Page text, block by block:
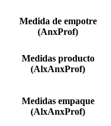
Medida de empotre
(AnxProf)
Medidas producto
(AlxAnxProf)
Medidas empaque
(AlxAnxProf)